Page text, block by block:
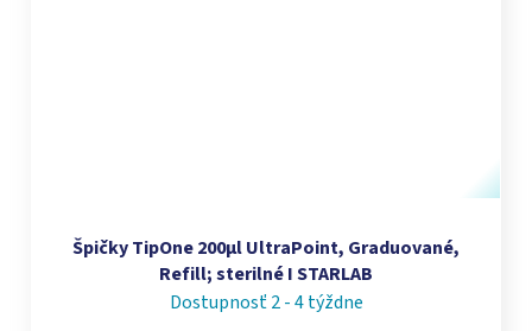
Špičky TipOne 200µl UltraPoint, Graduované,
Refill; sterilné I STARLAB
Dostupnosť 2 - 4 týždne